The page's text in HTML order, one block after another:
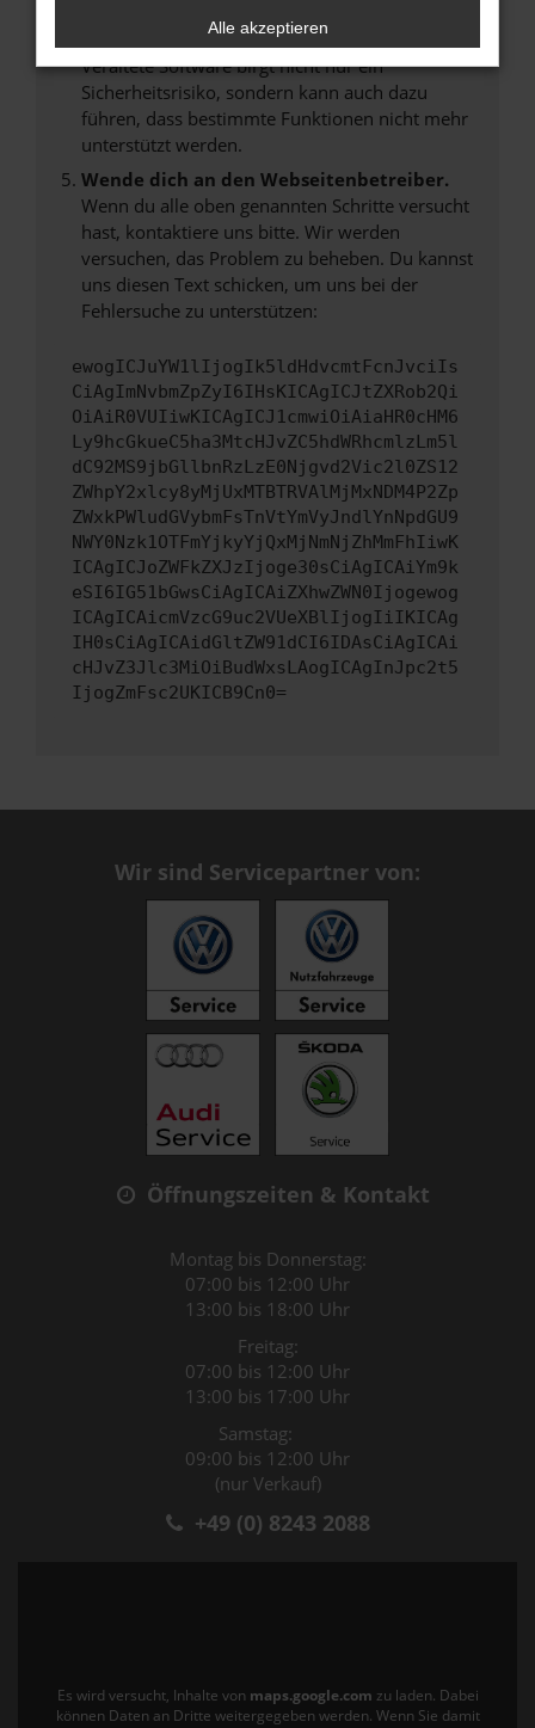
Veraltete Software birgt nicht nur ein
Sicherheitsrisiko, sondern kann auch dazu
führen, dass bestimmte Funktionen nicht mehr
unterstützt werden.
Wende dich an den Webseitenbetreiber.
Wenn du alle oben genannten Schritte versucht
hast, kontaktiere uns bitte. Wir werden
versuchen, das Problem zu beheben. Du kannst
uns diesen Text schicken, um uns bei der
Fehlersuche zu unterstützen:
ewogICJuYW1lIjogIk5ldHdvcmtFcnJvciIs
CiAgImNvbmZpZyI6IHsKICAgICJtZXRob2Qi
OiAiR0VUIiwKICAgICJ1cmwiOiAiaHR0cHM6
Ly9hcGkueC5ha3MtcHJvZC5hdWRhcmlzLm5l
dC92MS9jbGllbnRzLzE0Njgvd2Vic2l0ZS12
ZWhpY2xlcy8yMjUxMTBTRVAlMjMxNDM4P2Zp
ZWxkPWludGVybmFsTnVtYmVyJndlYnNpdGU9
NWY0Nzk1OTFmYjkyYjQxMjNmNjZhMmFhIiwK
ICAgICJoZWFkZXJzIjoge30sCiAgICAiYm9k
eSI6IG51bGwsCiAgICAiZXhwZWN0Ijogewog
ICAgICAicmVzcG9uc2VUeXBlIjogIiIKICAg
IH0sCiAgICAidGltZW91dCI6IDAsCiAgICAi
cHJvZ3Jlc3MiOiBudWxsLAogICAgInJpc2t5
IjogZmFsc2UKICB9Cn0=
Wir sind Servicepartner von:
Öffnungszeiten & Kontakt
Montag bis Donnerstag:
07:00 bis 12:00 Uhr
13:00 bis 18:00 Uhr
Freitag:
07:00 bis 12:00 Uhr
13:00 bis 17:00 Uhr
Samstag:
09:00 bis 12:00 Uhr
(nur Verkauf)
+49 (0) 8243 2088
Es wird versucht, Inhalte von maps.google.com zu laden. Dabei
können Daten an Dritte weitergegeben werden. Wenn Sie damit
Alle akzeptieren